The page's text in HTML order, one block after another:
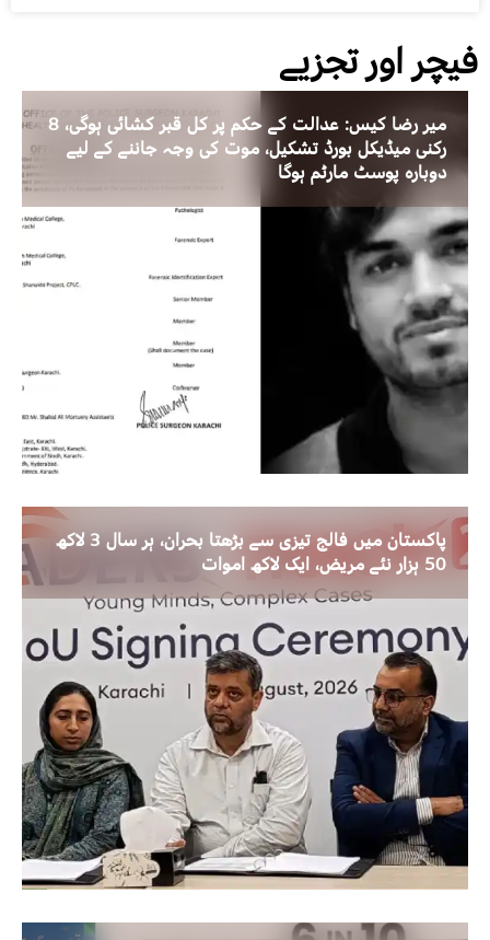
فیچر اور تجزیے
میر رضا کیس: عدالت کے حکم پر کل قبر کشائی ہوگی، 8
رکنی میڈیکل بورڈ تشکیل، موت کی وجہ جاننے کے لیے
دوبارہ پوسٹ مارٹم ہوگا
پاکستان میں فالج تیزی سے بڑھتا بحران، ہر سال 3 لاکھ
50 ہزار نئے مریض، ایک لاکھ اموات